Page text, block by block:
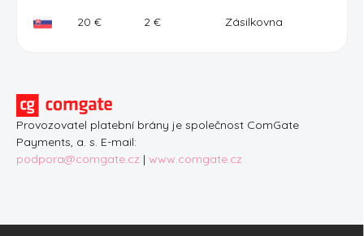
20 € 2 € Zásilkovna
Provozovatel platební brány je společnost ComGate
Payments, a. s. E-mail:
podpora@comgate.cz | www.comgate.cz